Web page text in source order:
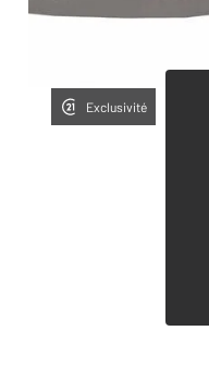
Exclusivité